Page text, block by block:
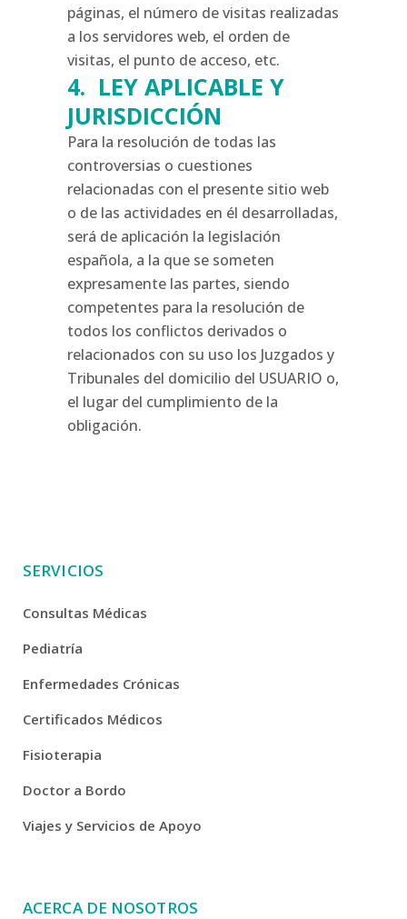
páginas, el número de visitas realizadas
a los servidores web, el orden de
visitas, el punto de acceso, etc.
4. LEY APLICABLE Y
JURISDICCIÓN
Para la resolución de todas las
controversias o cuestiones
relacionadas con el presente sitio web
o de las actividades en él desarrolladas,
será de aplicación la legislación
española, a la que se someten
expresamente las partes, siendo
competentes para la resolución de
todos los conflictos derivados o
relacionados con su uso los Juzgados y
Tribunales del domicilio del USUARIO o,
el lugar del cumplimiento de la
obligación.
SERVICIOS
Consultas Médicas
Pediatría
Enfermedades Crónicas
Certificados Médicos
Fisioterapia
Doctor a Bordo
Viajes y Servicios de Apoyo
ACERCA DE NOSOTROS